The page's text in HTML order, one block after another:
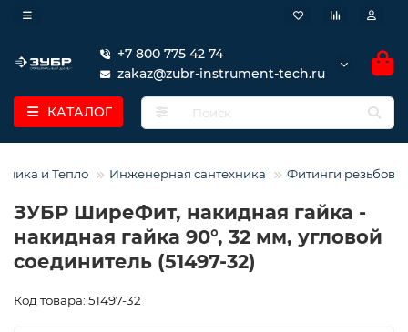
+7 800 775 42 74
zakaz@zubr-instrument-tech.ru
КАТАЛОГ
и Тепло Инженерная сантехника Фитинги
ЗУБР ШиреФит, накидная гайка -
накидная гайка 90°, 32 мм, угловой
соединитель (51497-32)
Код товара: 51497-32